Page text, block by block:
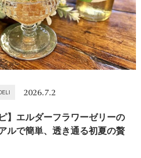
2026.7.2
】エルダーフラワーゼリーの
ルで簡単、透き通る初夏の贅